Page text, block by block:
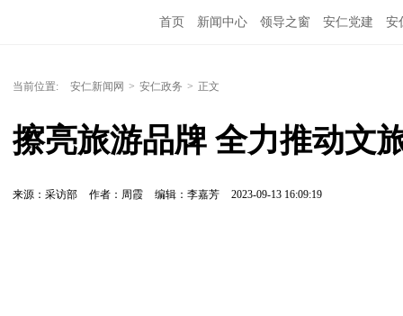
首页 新闻中心 领导之窗 安仁党建 安
当前位置: 安仁新闻网 > 安仁政务 > 正文
擦亮旅游品牌 全力推动文
来源：采访部 作者：周霞 编辑：李嘉芳 2023-09-13 16:09:19